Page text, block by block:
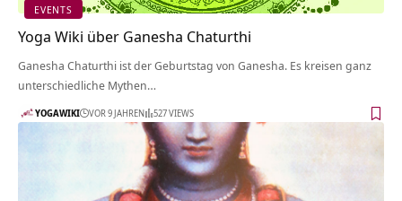
EVENTS
Yoga Wiki über Ganesha Chaturthi
Ganesha Chaturthi ist der Geburtstag von Ganesha. Es kreisen ganz
unterschiedliche Mythen…
YOGAWIKI VOR 9 JAHREN 527 VIEWS